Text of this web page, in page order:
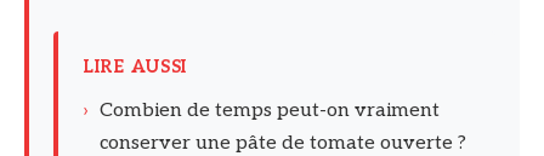
LIRE AUSSI
› Combien de temps peut-on vraiment
conserver une pâte de tomate ouverte ?